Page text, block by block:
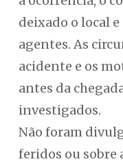
deixado o local
agentes. As
acidente e os
antes da
investigados.
Não foram
feridos ou sobre